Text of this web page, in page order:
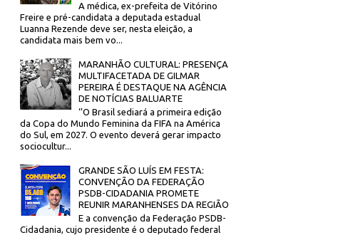
A médica, ex-prefeita de Vitórino
Freire e pré-candidata a deputada estadual
Luanna Rezende deve ser, nesta eleição, a
candidata mais bem vo...
MARANHÃO CULTURAL: PRESENÇA
MULTIFACETADA DE GILMAR
PEREIRA É DESTAQUE NA AGÊNCIA
DE NOTÍCIAS BALUARTE
‘’O Brasil sediará a primeira edição
da Copa do Mundo Feminina da FIFA na América
do Sul, em 2027. O evento deverá gerar impacto
sociocultur...
GRANDE SÃO LUÍS EM FESTA:
CONVENÇÃO DA FEDERAÇÃO
PSDB-CIDADANIA PROMETE
REUNIR MARANHENSES DA REGIÃO
E a convenção da Federação PSDB-
Cidadania, cujo presidente é o deputado federal